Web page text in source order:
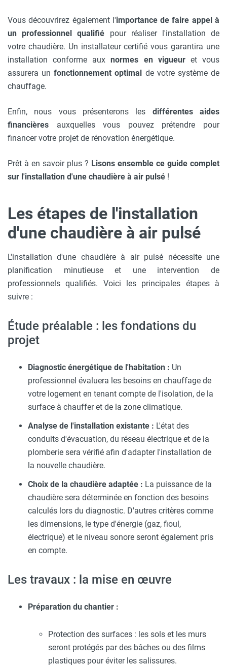
Vous découvrirez également l'importance de faire appel à
un professionnel qualifié pour réaliser l'installation de
votre chaudière. Un installateur certifié vous garantira une
installation conforme auxnormes en vigueuret vous
assurera unfonctionnement optimal de votre système de
chauffage.
Enfin, nous vous présenterons les différentes aides
financières auxquelles vous pouvez prétendre pour
financer votre projet de rénovation énergétique.
Prêt à en savoir plus ? Lisons ensemble ce guide complet
sur l'installation d'une chaudière à air pulsé !
Les étapes de l'installation
d'une chaudière à air pulsé
L'installation d'une chaudière à air pulsé nécessite une
planification minutieuse et une intervention de
professionnels qualifiés. Voici les principales étapes à
suivre :
Étude préalable : les fondations du
projet
Diagnostic énergétique de l'habitation : Un
professionnel évaluera les besoins en chauffage de
votre logement en tenant compte de l'isolation, de la
surface à chauffer et de la zone climatique.
Analyse de l'installation existante : L'état des
conduits d'évacuation, du réseau électrique et de la
plomberie sera vérifié afin d'adapter l'installation de
la nouvelle chaudière.
Choix de la chaudière adaptée : La puissance de la
chaudière sera déterminée en fonction des besoins
calculés lors du diagnostic. D'autres critères comme
les dimensions, le type d'énergie (gaz, fioul,
électrique) et le niveau sonore seront également pris
en compte.
Les travaux : la mise en œuvre
Préparation du chantier :
Protection des surfaces : les sols et les murs
seront protégés par des bâches ou des films
plastiques pour éviter les salissures.